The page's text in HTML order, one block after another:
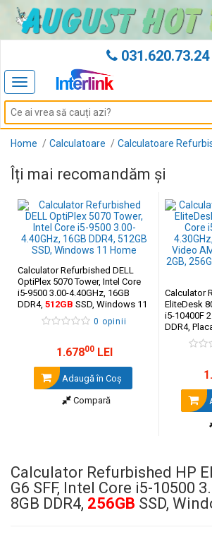
031.620.73.24
Toggle
navigation
Home Calculatoare Calculatoare
Îți mai recomandăm și
Calculator Refurbished DELL
OptiPlex 5070 Tower, Intel Core
i5-9500 3.00-4.40GHz, 16GB
DDR4, 512GB SSD, Windows 11
0 opinii
1.67800LEI
Adaugă în Coş
Compară
Calculator
EliteDesk
i5-10400F
DDR4,
R7 430
Windows
Calculator Refurbished HP
G6 SFF, Intel Core i5-10500
8GB DDR4, 256GB SSD,